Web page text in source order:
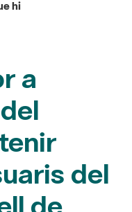
del
de